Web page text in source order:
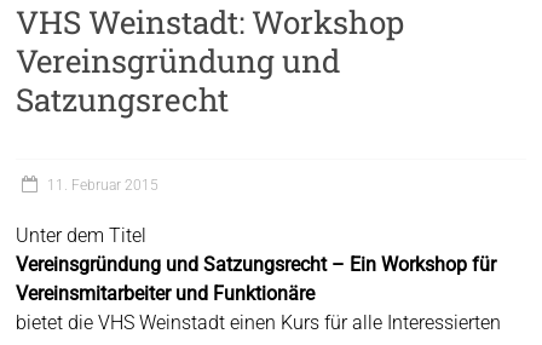
VHS Weinstadt: Workshop
Vereinsgründung und
Satzungsrecht
11. Februar 2015
Unter dem Titel
Vereinsgründung und Satzungsrecht – Ein Workshop für
Vereinsmitarbeiter und Funktionäre
bietet die VHS Weinstadt einen Kurs für alle Interessierten